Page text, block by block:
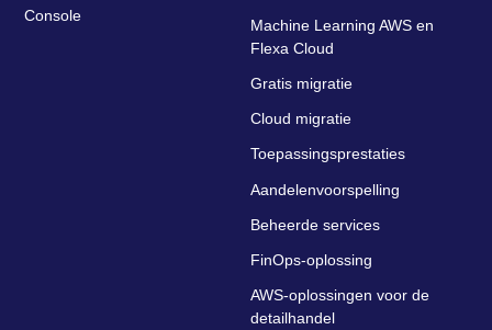
Console
Machine Learning AWS en
Flexa Cloud
Gratis migratie
Cloud migratie
Toepassingsprestaties
Aandelenvoorspelling
Beheerde services
FinOps-oplossing
AWS-oplossingen voor de
detailhandel